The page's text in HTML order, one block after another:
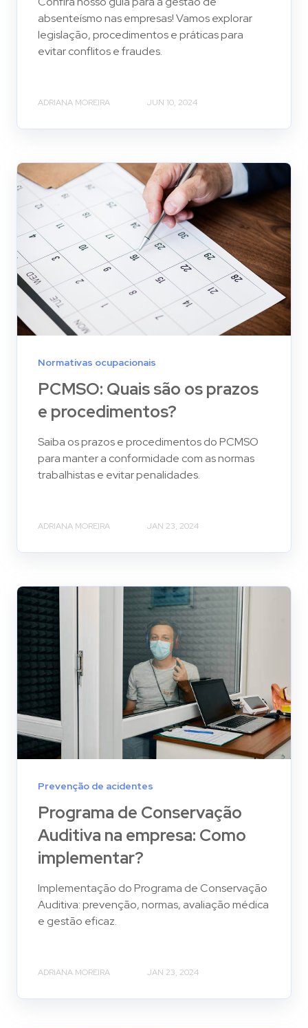
absenteísmo nas empresas! Vamos explorar
legislação, procedimentos e práticas para
evitar conflitos e fraudes.
ADRIANA MOREIRA JUN 10, 2024
Normativas ocupacionais
PCMSO: Quais são os prazos
e procedimentos?
Saiba os prazos e procedimentos do PCMSO
para manter a conformidade com as normas
trabalhistas e evitar penalidades.
ADRIANA MOREIRA JAN 23, 2024
Prevenção de acidentes
Programa de Conservação
Auditiva na empresa: Como
implementar?
Implementação do Programa de Conservação
Auditiva: prevenção, normas, avaliação médica
e gestão eficaz.
ADRIANA MOREIRA JAN 23, 2024